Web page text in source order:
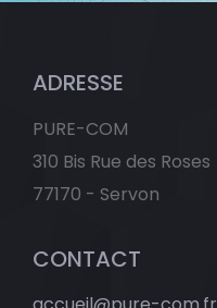
ADRESSE
PURE-COM
310 Bis Rue des Roses
77170 - Servon
CONTACT